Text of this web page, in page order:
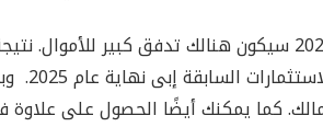
في بداية عام 2025 سيكون هنالك تدفق كبير
كما يمكنك أيضًا الحصول على